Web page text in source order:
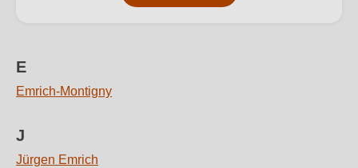
E
Emrich-Montigny
J
Jürgen Emrich